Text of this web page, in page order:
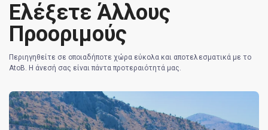
Ελέξετε Άλλους
Προοριμούς
Περιηγηθείτε σε οποιαδήποτε χώρα εύκολα και αποτελεσματικά με το
AtoB. Η άνεσή σας είναι πάντα προτεραιότητά μας.